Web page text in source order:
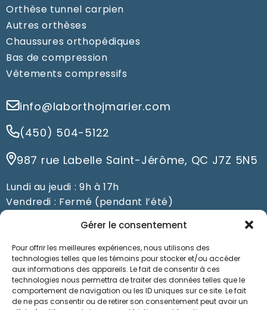
Gérer le consentement
Pour offrir les meilleures expériences, nous utilisons des
technologies telles que les témoins pour stocker et/ou accéder
aux informations des appareils. Le fait de consentir à ces
technologies nous permettra de traiter des données telles que le
comportement de navigation ou les ID uniques sur ce site. Le fait
de ne pas consentir ou de retirer son consentement peut avoir un
Orthèse tunnel carpien
Autres orthèses
Chaussures orthopédiques
Bas de compression
Vêtements compressifs
info@laborthojmarier.com
(450) 504-5122
987 rue Labelle Saint-Jérôme, QC J7Z 5N5
Lundi au jeudi : 9h à 17h
Vendredi : Fermé (pendant l’été)
Prendre un rendez-vous
Nos orthésistes à Saint-Jérôme prennent soin de